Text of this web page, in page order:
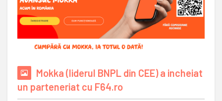
Mokka (liderul BNPL din CEE) a incheiat
un parteneriat cu F64.ro